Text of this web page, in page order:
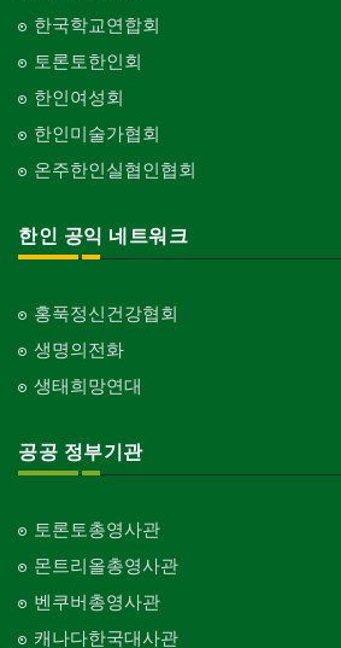
한국학교연합회
토론토한인회
한인여성회
한인미술가협회
온주한인실협인협회
한인 공익 네트워크
홍푹정신건강협회
생명의전화
생태희망연대
공공 정부기관
토론토총영사관
몬트리올총영사관
벤쿠버총영사관
캐나다한국대사관